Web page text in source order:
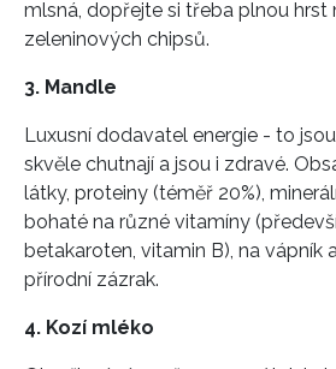
INFORMACE
REDAKCE
mlsná, dopřejte si třeba plnou hrst
zeleninových chipsů.
3. Mandle
Luxusní dodavatel energie - to
skvěle chutnají a jsou i zdravé.
látky, proteiny (téměř 20%),
bohaté na různé vitamíny
betakaroten, vitamin B), na vápník
přírodní zázrak.
4. Kozí mléko